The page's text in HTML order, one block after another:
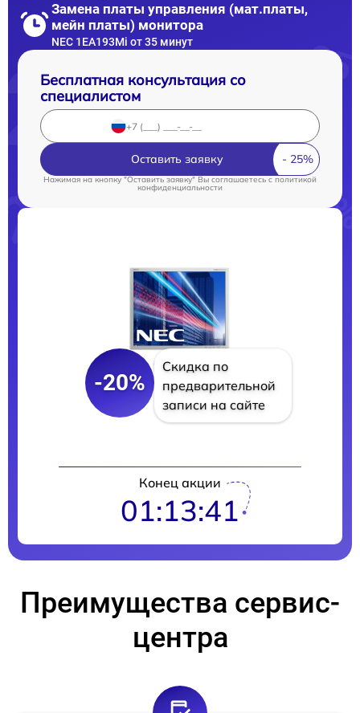
Замена платы управления (мат.платы,
мейн платы) монитора
NEC 1EA193Mi от 35 минут
Бесплатная консультация со
специалистом
Оставить заявку
Нажимая на кнопку "Оставить заявку" Вы соглашаетесь cполитикой
конфиденциальности
-20%
Скидка по
предварительной
записи на сайте
Конец акции
01:13:40
Преимущества сервис-
центра